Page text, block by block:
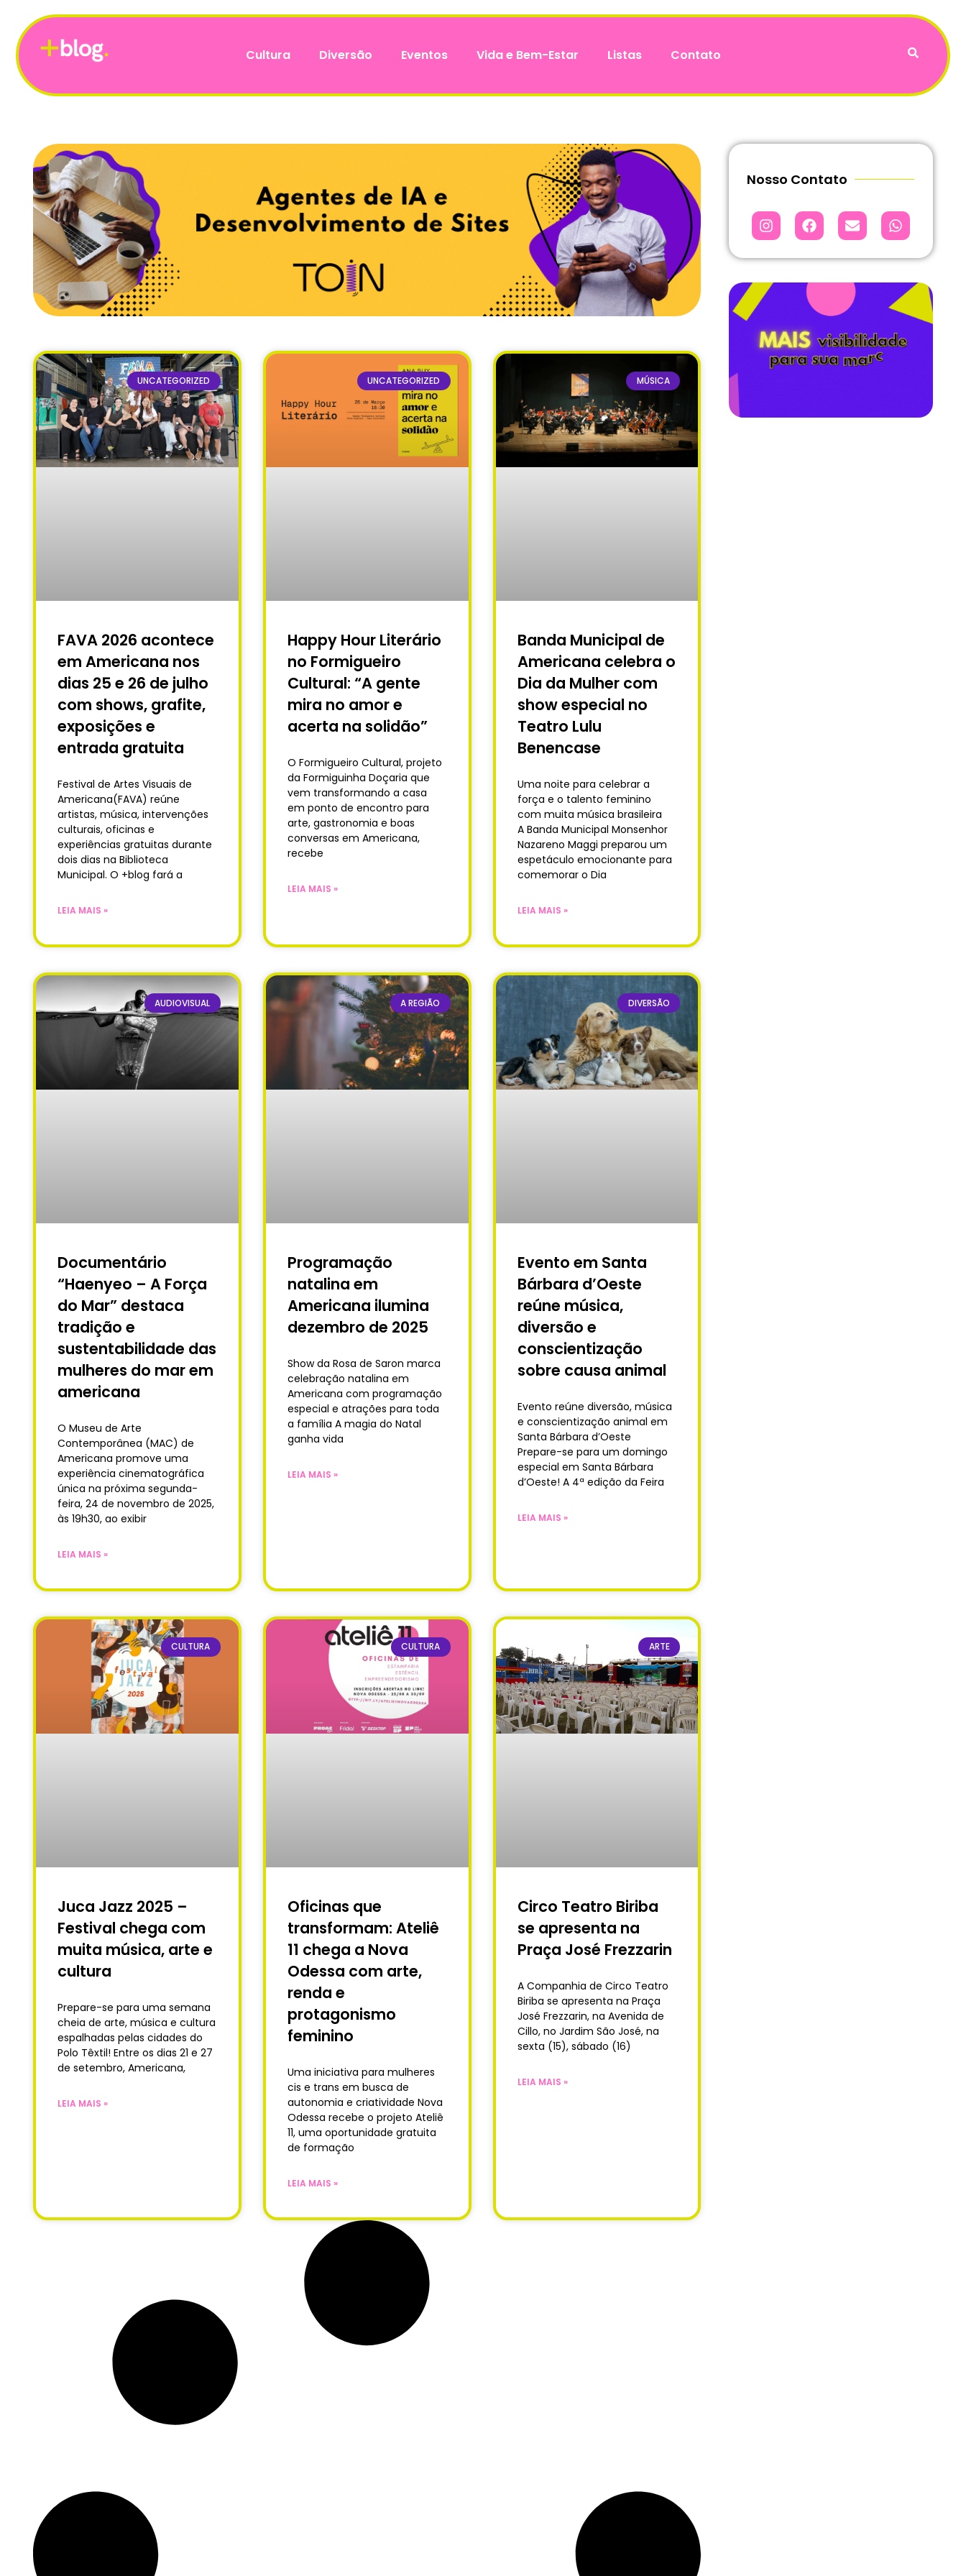
Cultura Diversão Eventos Vida e Bem-Estar Listas Contato
UNCATEGORIZED
FAVA 2026 acontece
em Americana nos
dias 25 e 26 de julho
com shows, grafite,
exposições e
entrada gratuita
Festival de Artes Visuais de
Americana(FAVA) reúne
artistas, música, intervenções
culturais, oficinas e
experiências gratuitas durante
dois dias na Biblioteca
Municipal. O +blog fará a
LEIA MAIS »
UNCATEGORIZED
Happy Hour Literário
no Formigueiro
Cultural: “A gente
mira no amor e
acerta na solidão”
O Formigueiro Cultural, projeto
da Formiguinha Doçaria que
vem transformando a casa
em ponto de encontro para
arte, gastronomia e boas
conversas em Americana,
recebe
LEIA MAIS »
MÚSICA
Banda Municipal de
Americana celebra o
Dia da Mulher com
show especial no
Teatro Lulu
Benencase
Uma noite para celebrar a
força e o talento feminino
com muita música brasileira
A Banda Municipal Monsenhor
Nazareno Maggi preparou um
espetáculo emocionante para
comemorar o Dia
LEIA MAIS »
AUDIOVISUAL
Documentário
“Haenyeo – A Força
do Mar” destaca
tradição e
sustentabilidade das
mulheres do mar em
americana
O Museu de Arte
Contemporânea (MAC) de
Americana promove uma
experiência cinematográfica
única na próxima segunda-
feira, 24 de novembro de 2025,
às 19h30, ao exibir
LEIA MAIS »
A REGIÃO
Programação
natalina em
Americana ilumina
dezembro de 2025
Show da Rosa de Saron marca
celebração natalina em
Americana com programação
especial e atrações para toda
a família A magia do Natal
ganha vida
LEIA MAIS »
DIVERSÃO
Evento em Santa
Bárbara d’Oeste
reúne música,
diversão e
conscientização
sobre causa animal
Evento reúne diversão, música
e conscientização animal em
Santa Bárbara d’Oeste
Prepare-se para um domingo
especial em Santa Bárbara
d’Oeste! A 4ª edição da Feira
LEIA MAIS »
CULTURA
Juca Jazz 2025 –
Festival chega com
muita música, arte e
cultura
Prepare-se para uma semana
cheia de arte, música e cultura
espalhadas pelas cidades do
Polo Têxtil! Entre os dias 21 e 27
de setembro, Americana,
LEIA MAIS »
CULTURA
Oficinas que
transformam: Ateliê
11 chega a Nova
Odessa com arte,
renda e
protagonismo
feminino
Uma iniciativa para mulheres
cis e trans em busca de
autonomia e criatividade Nova
Odessa recebe o projeto Ateliê
11, uma oportunidade gratuita
de formação
LEIA MAIS »
ARTE
Circo Teatro Biriba
se apresenta na
Praça José Frezzarin
A Companhia de Circo Teatro
Biriba se apresenta na Praça
José Frezzarin, na Avenida de
Cillo, no Jardim São José, na
sexta (15), sábado (16)
LEIA MAIS »
Nosso Contato